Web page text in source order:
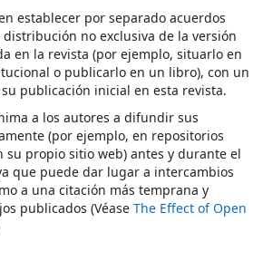
establecer por separado acuerdos
no exclusiva de la versión
en la revista (por ejemplo, situarlo en
o publicarlo en un libro), con un
publicación inicial en esta revista.
a los autores a difundir sus
(por ejemplo, en repositorios
su propio sitio web) antes y durante el
que puede dar lugar a intercambios
a una citación más temprana y
publicados (Véase The Effect of Open